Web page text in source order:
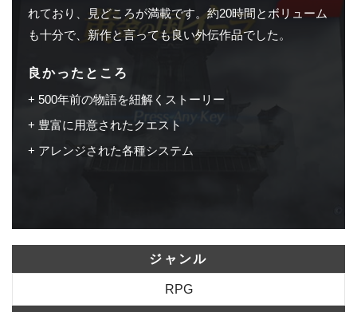
れており、見どころが満載です。約20時間とボリューム
も十分で、新作と言っても良い外伝作品でした。
良かったところ
500年前の物語を紐解くストーリー
豊富に用意されたクエスト
アレンジされた各種システム
ジャンル
RPG